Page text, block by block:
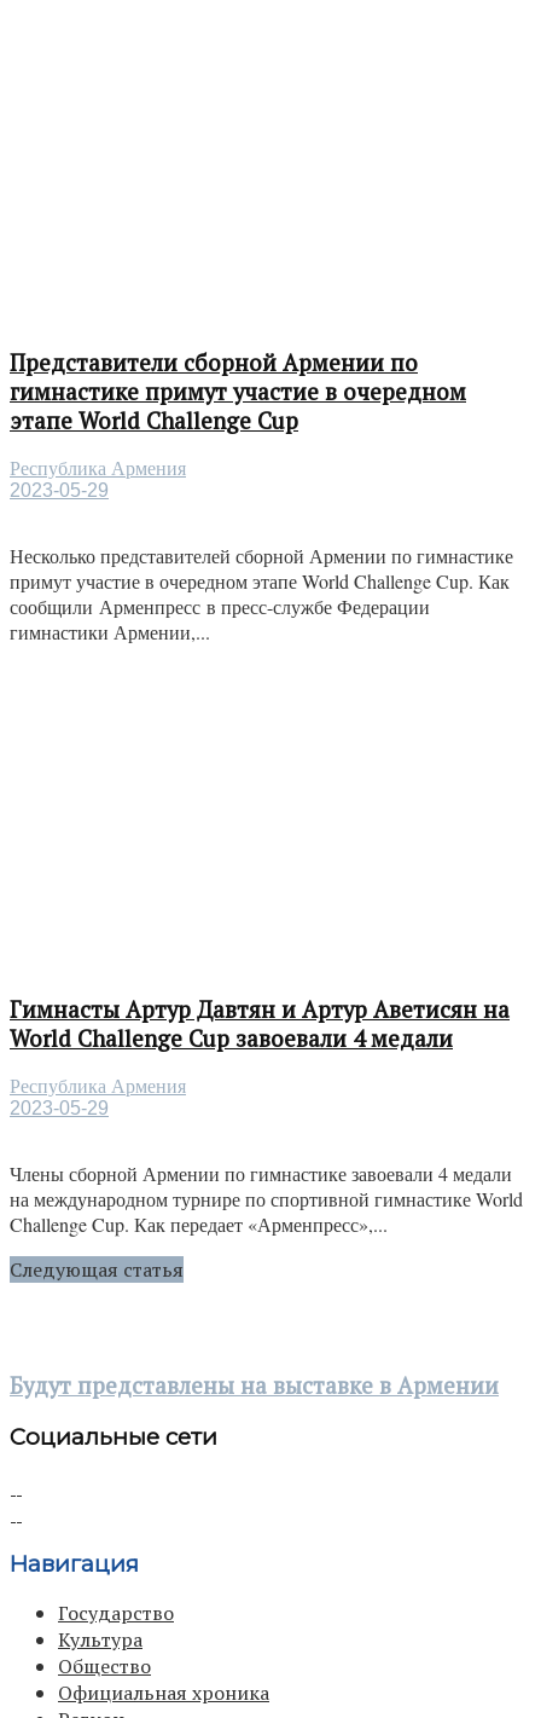
Представители сборной Армении по
гимнастике примут участие в очередном
этапе World Challenge Cup
Республика Армения
2023-05-29
Несколько представителей сборной Армении по гимнастике
примут участие в очередном этапе World Challenge Cup. Как
сообщили Арменпресс в пресс-службе Федерации
гимнастики Армении,...
Гимнасты Артур Давтян и Артур Аветисян на
World Challenge Cup завоевали 4 медали
Республика Армения
2023-05-29
Члены сборной Армении по гимнастике завоевали 4 медали
на международном турнире по спортивной гимнастике World
Challenge Cup. Как передает «Арменпресс»,...
Следующая статья
Будут представлены на выставке в Армении
Социальные сети
Навигация
Государство
Культура
Общество
Официальная хроника